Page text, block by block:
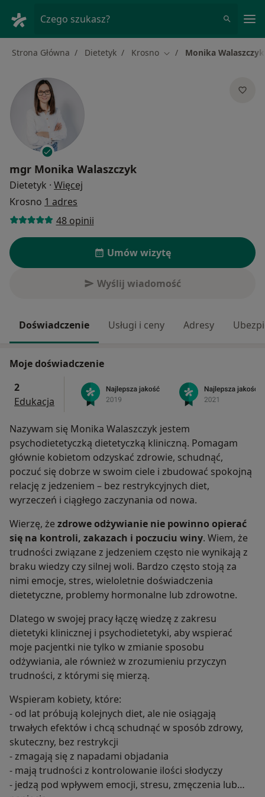
Czego szukasz?
Strona Główna Dietetyk Krosno Zmień miasto
Monika Walaszczyk
mgr Monika Walaszczyk
Dietetyk · Więcej
Krosno 1 adres
48 opinii
Umów wizytę
Wyślij wiadomość
Doświadczenie Usługi i ceny Adresy
Moje doświadczenie
2
Edukacja
Nazywam się Monika Walaszczyk jestem
psychodietetyczką dietetyczką kliniczną. Pomagam
głównie kobietom odzyskać zdrowie, schudnąć,
poczuć się dobrze w swoim ciele i zbudować spokojną
relację z jedzeniem – bez restrykcyjnych diet,
wyrzeczeń i ciągłego zaczynania od nowa.
Wierzę, że zdrowe odżywianie nie powinno opierać
się na kontroli, zakazach i poczuciu winy. Wiem, że
trudności związane z jedzeniem często nie wynikają z
braku wiedzy czy silnej woli. Bardzo często stoją za
nimi emocje, stres, wieloletnie doświadczenia
dietetyczne, problemy hormonalne lub zdrowotne.
Dlatego w swojej pracy łączę wiedzę z zakresu
dietetyki klinicznej i psychodietetyki, aby wspierać
moje pacjentki nie tylko w zmianie sposobu
odżywiania, ale również w zrozumieniu przyczyn
trudności, z którymi się mierzą.
Wspieram kobiety, które:
- od lat próbują kolejnych diet, ale nie osiągają
trwałych efektów i chcą schudnąć w sposób zdrowy,
skuteczny, bez restrykcji
- zmagają się z napadami objadania
- mają trudności z kontrolowanie ilości słodyczy
- jedzą pod wpływem emocji, stresu, zmęczenia lub